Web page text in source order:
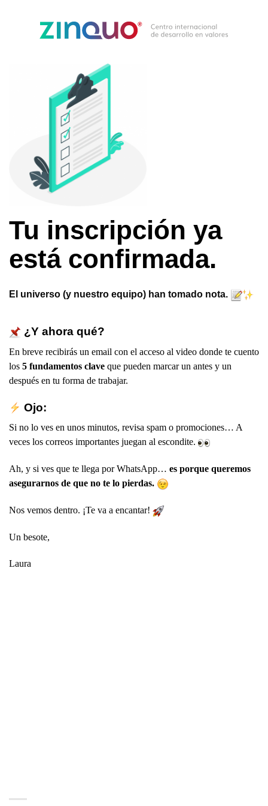
Tu inscripción ya
está confirmada.
El universo (y nuestro equipo) han tomado nota.
¿Y ahora qué?
En breve recibirás un email con el acceso al video donde te cuento
los 5 fundamentos clave que pueden marcar un antes y un
después en tu forma de trabajar.
Ojo:
Si no lo ves en unos minutos, revisa spam o promociones… A
veces los correos importantes juegan al escondite.
Ah, y si ves que te llega por WhatsApp… es porque queremos
asegurarnos de que no te lo pierdas.
Nos vemos dentro. ¡Te va a encantar!
Un besote,
Laura